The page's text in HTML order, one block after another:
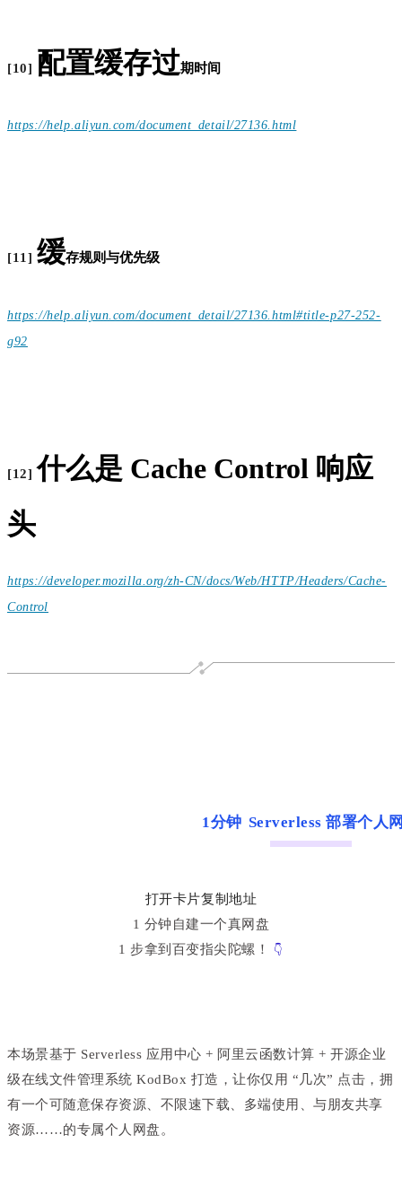
[10] 配置缓存过期 时间
https://help.aliyun.com/document_detail/27136.html
[11] 缓存规则与优先级
https://help.aliyun.com/document_detail/27136.html#title-p27-252-
g92
[12] 什么是 Cache Control 响应
头
https://developer.mozilla.org/zh-CN/docs/Web/HTTP/Headers/Cache-
Control
1分钟 Serverless 部署个人
打开卡片复制地址
1 分钟自建一个真网盘
1 步拿到百变指尖陀螺！
👇
本场景基于 Serverless 应用中心 + 阿里云函数计算 + 开源企业
级在线文件管理系统 KodBox 打造 ，让你仅用 “几次” 点击，拥
有一个可随意保存资源、不限速下载、多端使用、与朋友共享
资源……的专属个人网盘。